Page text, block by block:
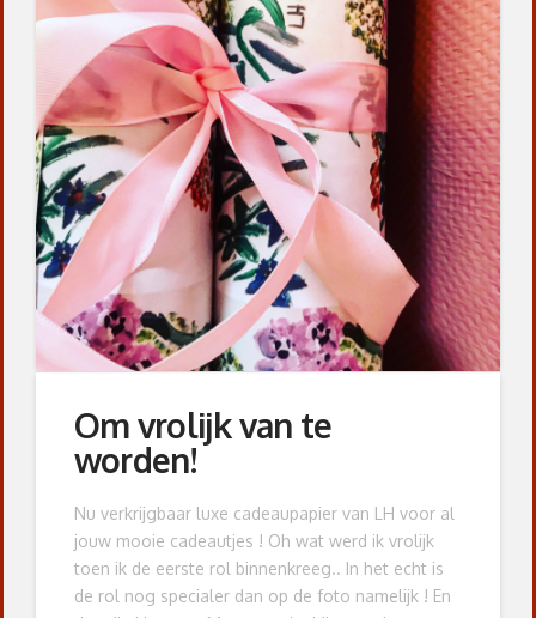
Om vrolijk van te
worden!
Nu verkrijgbaar luxe cadeaupapier van LH voor al
jouw mooie cadeautjes ! Oh wat werd ik vrolijk
toen ik de eerste rol binnenkreeg.. In het echt is
de rol nog specialer dan op de foto namelijk ! En